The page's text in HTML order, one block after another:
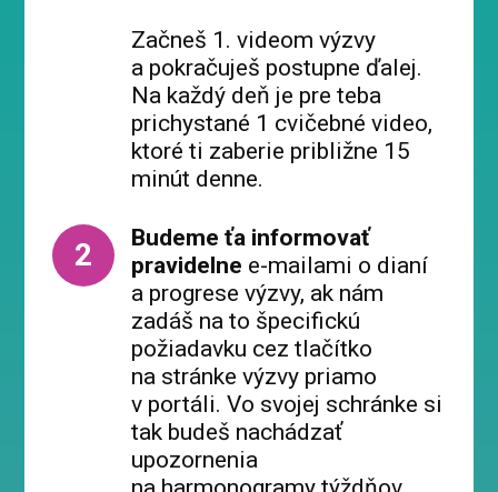
Začneš 1. videom výzvy
a pokračuješ postupne ďalej.
Na každý deň je pre teba
prichystané 1 cvičebné video,
ktoré ti zaberie približne 15
minút denne.
2
Budeme ťa informovať
pravidelne e-mailami o dianí
a progrese výzvy, ak nám
zadáš na to špecifickú
požiadavku cez tlačítko
na stránke výzvy priamo
v portáli. Vo svojej schránke si
tak budeš nachádzať
upozornenia